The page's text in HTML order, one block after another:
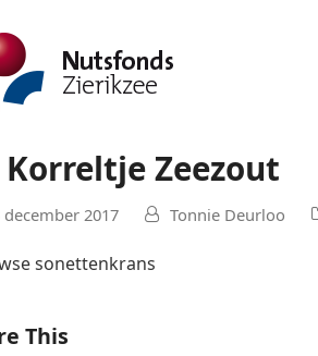
Korreltje Zeezout
december 2017 Tonnie Deurloo
sonettenkrans
This